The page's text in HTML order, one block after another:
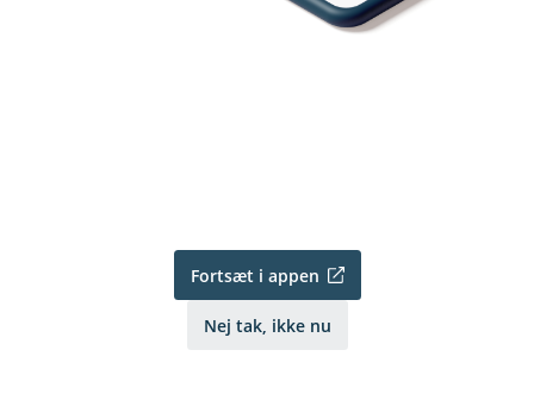
Fortsæt i appen
Nej tak, ikke nu